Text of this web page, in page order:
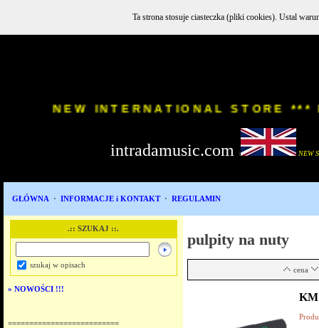
NEW INTERNATIONAL
intradamusic.com i NEW
GŁÓWNA · INFORMACJE i KONTAKT · REGULAMIN
.:: SZUKAJ ::.
szukaj w opisach
» NOWOŚCI !!!
==========================
pulpity na nuty
cena
KM
Ta strona stosuje ciasteczka (pliki cookies). Ustal